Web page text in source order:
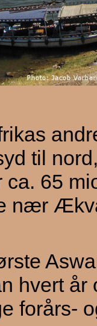
til
ca. 65
nær
hvert
forårs-